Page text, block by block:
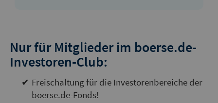
Nur für Mitglieder im boerse.de-
Investoren-Club:
Freischaltung für die Investorenbereiche der
boerse.de-Fonds!